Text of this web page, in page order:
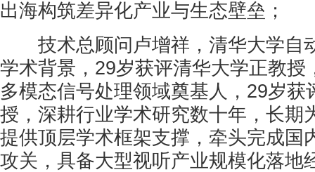
出海构筑差异化产业与生态壁垒；
技术总顾问卢增祥，清华大学自
学术背景，29岁获评清华大学正教授
多模态信号处理领域奠基人，29岁获
授，深耕行业学术研究数十年，长期
提供顶层学术框架支撑，牵头完成国
攻关，具备大型视听产业规模化落地